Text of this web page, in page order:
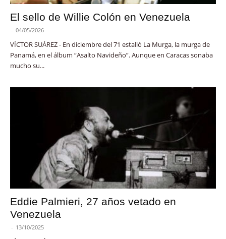
El sello de Willie Colón en Venezuela
- 04/05/2026
VÍCTOR SUÁREZ - En diciembre del 71 estalló La Murga, la murga de
Panamá, en el álbum “Asalto Navideño”. Aunque en Caracas sonaba
mucho su...
Eddie Palmieri, 27 años vetado en
Venezuela
- 13/10/2025